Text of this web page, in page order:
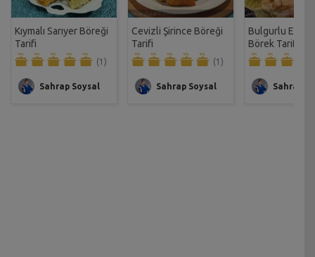
Kıymalı Sarıyer Böreği
Tarifi
(1)
Sahrap Soysal
Cevizli Şirince Böreği
Tarifi
(1)
Sahrap Soysal
Bulgurlu
Börek Tarifi
Sahrap